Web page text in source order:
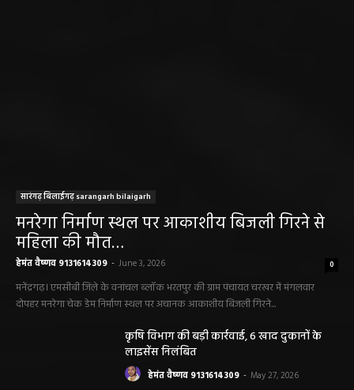
सारंगढ़ बिलाईगढ़ sarangarh bilaigarh
मनरेगा निर्माण स्थल पर आकाशीय बिजली गिरने से
महिला की मौत…
हेमंत वैष्णव 9131614309 - June 3, 2026 0
मनेंद्रगढ़। एमसीबी जिले के वनांचल ब्लॉक भरतपुर की ग्राम पंचायत चरखर में मंगलवार
दोपहर मनरेगा चेक डेम निर्माण स्थल पर अचानक आकाशीय बिजली गिरने...
कृषि विभाग की बड़ी कार्रवाई, 6 खाद दुकानों के
लाइसेंस निलंबित
हेमंत वैष्णव 9131614309 - May 27, 2026